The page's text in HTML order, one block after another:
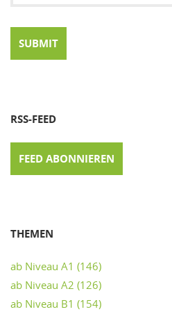
RSS-FEED
FEED ABONNIEREN
THEMEN
ab Niveau A1 (146)
ab Niveau A2 (126)
ab Niveau B1 (154)